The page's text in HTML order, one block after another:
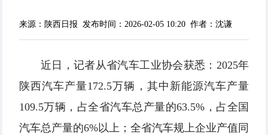
来源：陕西日报 发布时间：2026-02-05 10:20 作者：沈谦
近日，记者从省汽车工业协会获悉：2025年
陕西汽车产量172.5万辆，其中新能源汽车产量
109.5万辆，占全省汽车总产量的63.5%，占全国
汽车总产量的6%以上；全省汽车规上企业产值同